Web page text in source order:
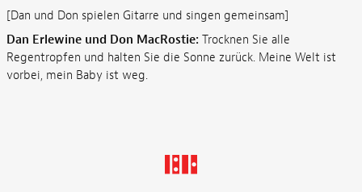
[Dan und Don spielen Gitarre und singen gemeinsam]
Dan Erlewine und Don MacRostie: Trocknen Sie alle
Regentropfen und halten Sie die Sonne zurück. Meine Welt ist
vorbei, mein Baby ist weg.